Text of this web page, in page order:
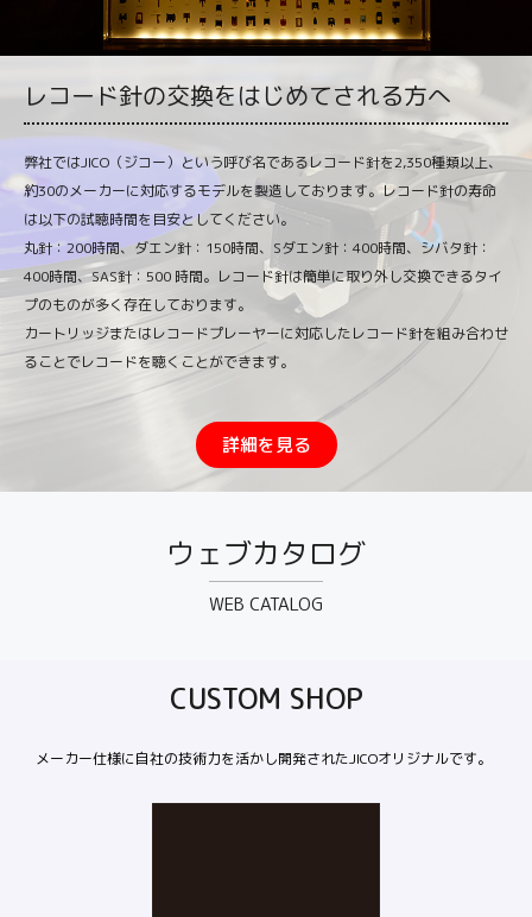
レコード針の交換をはじめてされる方へ
弊社ではJICO（ジコー）という呼び名であるレコード針を2,350種類以上、
約30のメーカーに対応するモデルを製造しております。レコード針の寿命
は以下の試聴時間を目安としてください。
丸針：200時間、ダエン針：150時間、Sダエン針：400時間、シバタ針：
400時間、SAS針：500 時間。レコード針は簡単に取り外し交換できるタイ
プのものが多く存在しております。
カートリッジまたはレコードプレーヤーに対応したレコード針を組み合わせ
ることでレコードを聴くことができます。
詳細を見る
ウェブカタログ
WEB CATALOG
CUSTOM SHOP
メーカー仕様に自社の技術力を活かし開発されたJICOオリジナルです。